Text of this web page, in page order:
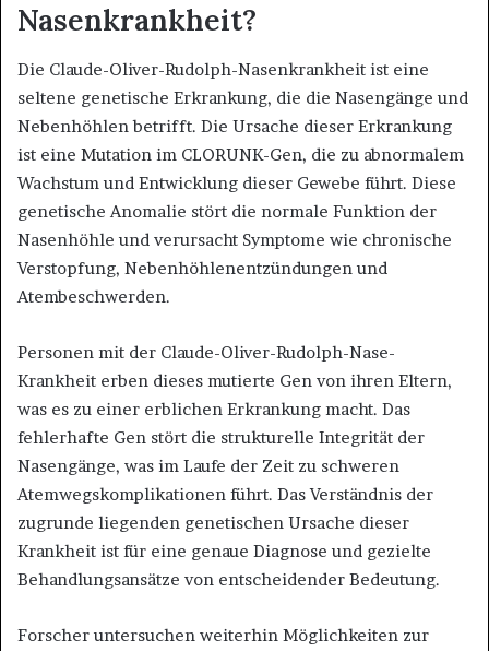
Nasenkrankheit?
Die Claude-Oliver-Rudolph-Nasenkrankheit ist eine
seltene genetische Erkrankung, die die Nasengänge und
Nebenhöhlen betrifft. Die Ursache dieser Erkrankung
ist eine Mutation im CLORUNK-Gen, die zu abnormalem
Wachstum und Entwicklung dieser Gewebe führt. Diese
genetische Anomalie stört die normale Funktion der
Nasenhöhle und verursacht Symptome wie chronische
Verstopfung, Nebenhöhlenentzündungen und
Atembeschwerden.
Personen mit der Claude-Oliver-Rudolph-Nase-
Krankheit erben dieses mutierte Gen von ihren Eltern,
was es zu einer erblichen Erkrankung macht. Das
fehlerhafte Gen stört die strukturelle Integrität der
Nasengänge, was im Laufe der Zeit zu schweren
Atemwegskomplikationen führt. Das Verständnis der
zugrunde liegenden genetischen Ursache dieser
Krankheit ist für eine genaue Diagnose und gezielte
Behandlungsansätze von entscheidender Bedeutung.
Forscher untersuchen weiterhin Möglichkeiten zur